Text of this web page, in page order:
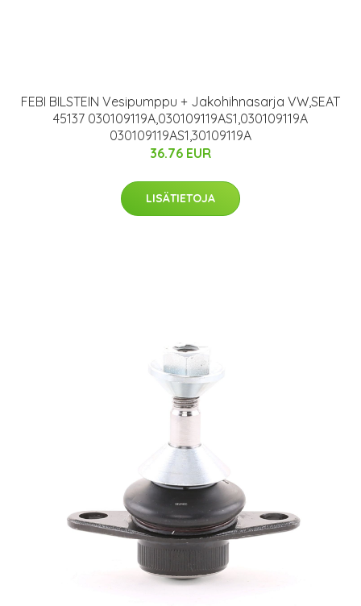
FEBI BILSTEIN Vesipumppu + Jakohihnasarja VW,SEAT
45137 030109119A,030109119AS1,030109119A
030109119AS1,30109119A
36.76 EUR
LISÄTIETOJA